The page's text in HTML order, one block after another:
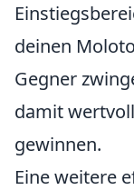
deinen
Gegner
damit
gewinnen.
Eine weitere